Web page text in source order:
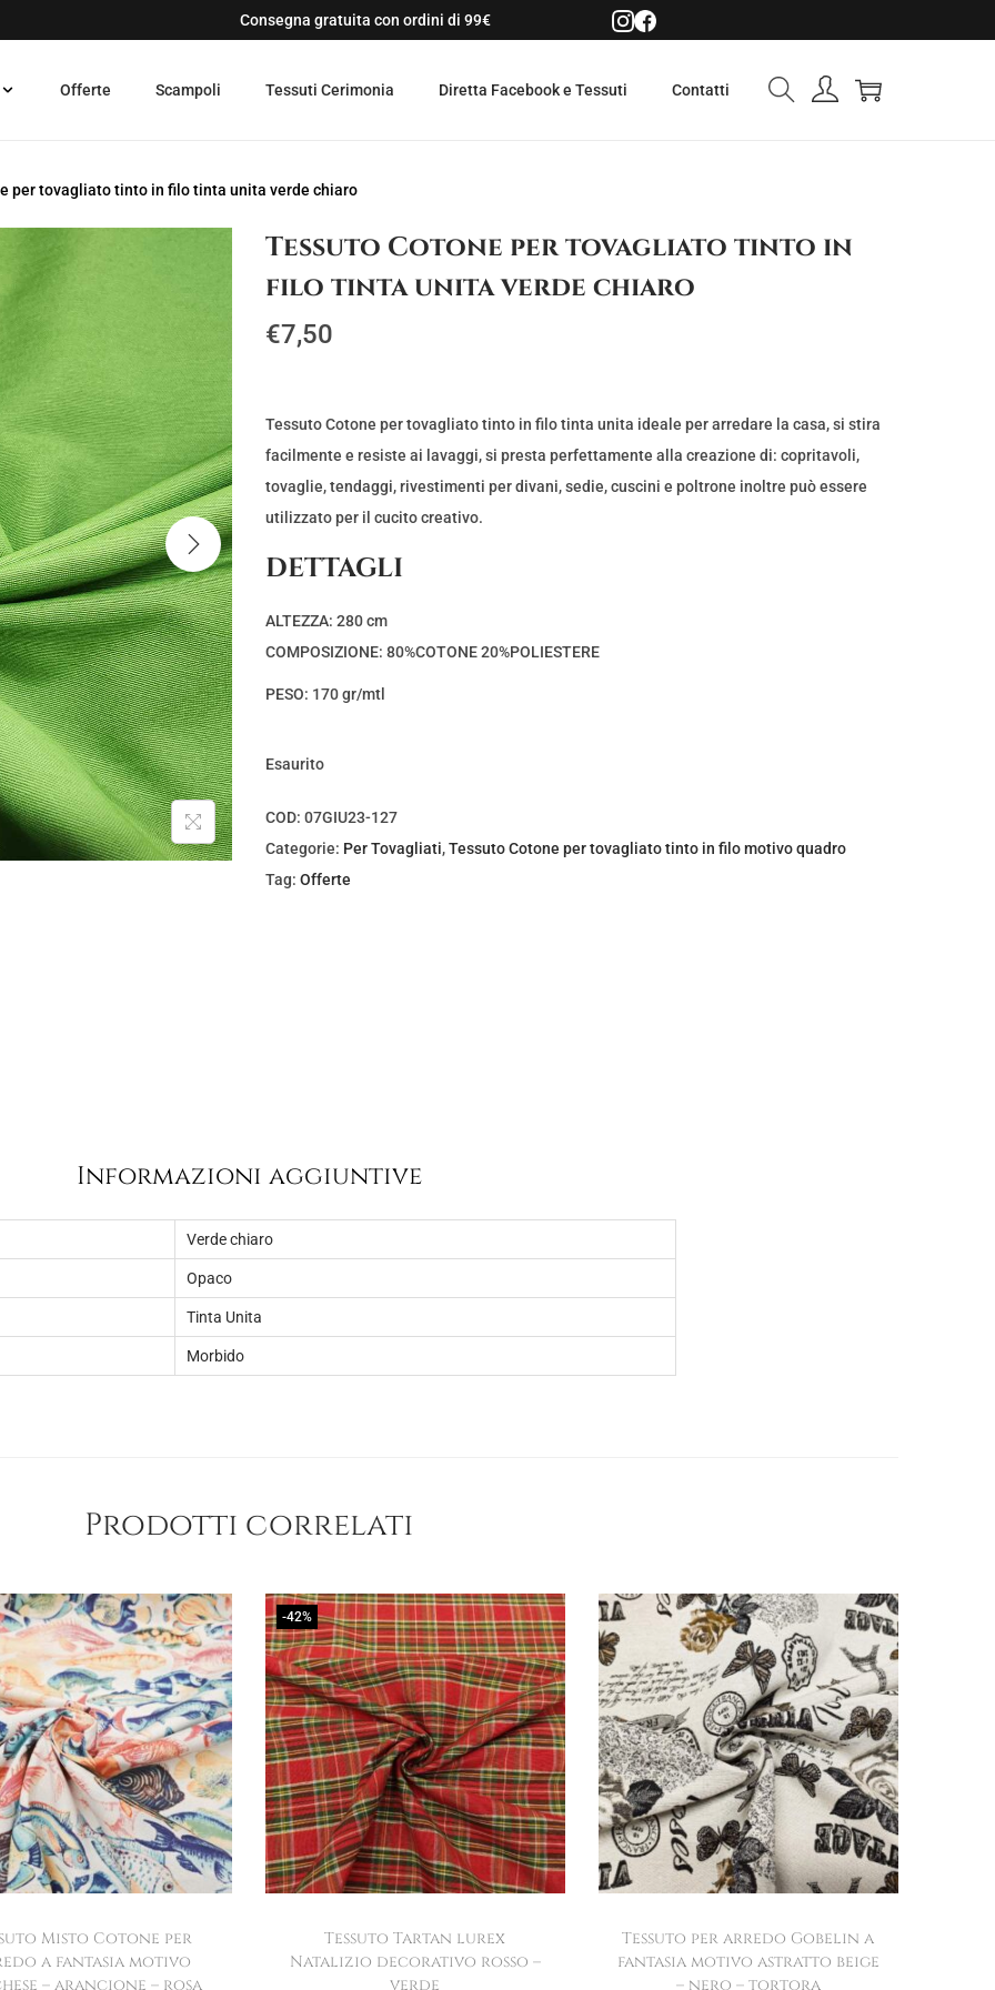
Consegna gratuita con ordini di 99€
Offerte Scampoli Tessuti Cerimonia Diretta Facebook e Tessuti Contatti
per tovagliato tinto in filo tinta unita verde chiaro
Tessuto Cotone per tovagliato tinto in
filo tinta unita verde chiaro
€7,50
Tessuto Cotone per tovagliato tinto in filo tinta unita ideale per arredare la casa, si stira
facilmente e resiste ai lavaggi, si presta perfettamente alla creazione di: copritavoli,
tovaglie, tendaggi, rivestimenti per divani, sedie, cuscini e poltrone inoltre può essere
utilizzato per il cucito creativo.
DETTAGLI
ALTEZZA: 280 cm
COMPOSIZIONE: 80%COTONE 20%POLIESTERE
PESO: 170 gr/mtl
Esaurito
COD: 07GIU23-127
Categorie: Per Tovagliati,Tessuto Cotone per tovagliato tinto in filo motivo quadro
Tag: Offerte
Informazioni aggiuntive
Verde chiaro
Opaco
Tinta Unita
Morbido
Prodotti correlati
Misto Cotone per
a fantasia motivo
– arancione – rosa
-42%
Tessuto Tartan lurex
Natalizio decorativo rosso –
verde
Tessuto per arredo Gobelin a
fantasia motivo astratto beige
– nero – tortora